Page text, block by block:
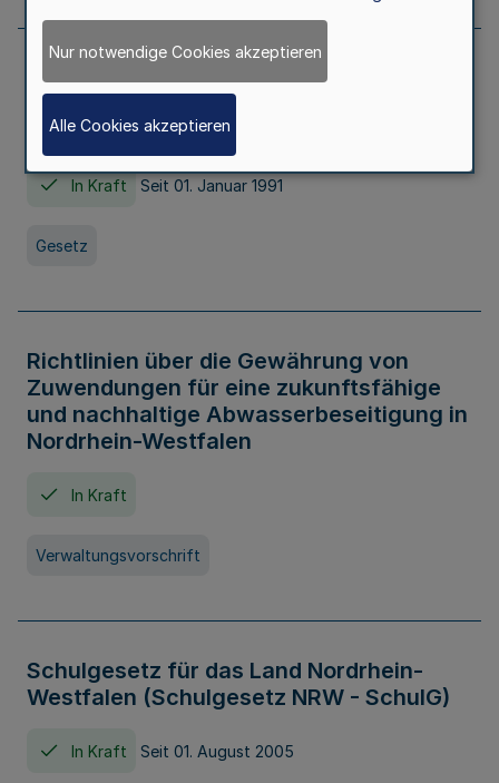
Erstes Gesetz zur Ausführung des
Kinder- und Jugendhilfegesetzes - AG -
KJHG -
In Kraft Seit 01. Januar 1991
Gesetz
Richtlinien über die Gewährung von
Zuwendungen für eine zukunftsfähige
und nachhaltige Abwasserbeseitigung in
Nordrhein-Westfalen
In Kraft
Verwaltungsvorschrift
Schulgesetz für das Land Nordrhein-
Westfalen (Schulgesetz NRW - SchulG)
In Kraft Seit 01. August 2005
Nur notwendige Cookies akzeptieren
Alle Cookies akzeptieren